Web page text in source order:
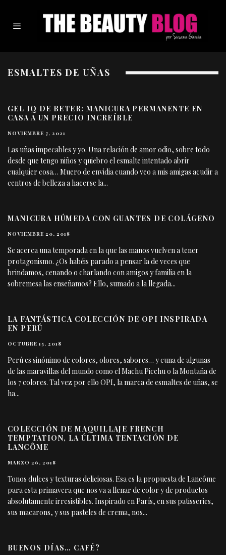
ESMALTES DE UÑAS
GEL IQ DE BETER: MANICURA PERMANENTE EN
CASA A UN PRECIO INCREÍBLE
NOVIEMBRE 7, 2021
Las uñas impecables y yo. Una relación de amor odio, sobre todo
desde que tengo niños y quiebro el esmalte intentado abrir
cualquier cosa… Muero de envidia cuando veo a mis amigas acudir a
centros de belleza a hacerse la...
MANICURA HÚMEDA CON GUANTES DE COLÁGENO
NOVIEMBRE 20, 2018
Se acerca una temporada en la que las manos vuelven a tener
protagonismo. ¿Os habéis parado a pensar la de veces que
brindamos, cenando o charlando con amigos y familia en la
sobremesa las enseñamos? Ello, sumado a la llegada...
LA FANTÁSTICA COLECCIÓN DE OPI INSPIRADA
EN PERÚ
OCTUBRE 15, 2018
Perú es sinónimo de colores, olores, sabores… y cuna de algunas
de las maravillas del mundo como el Machu Picchu o la Montaña de
los 7 colores. Tal vez por ello OPI, la marca de esmaltes de uñas, se
ha...
COLECCIÓN DE MAQUILLAJE FRENCH
TEMPTATION, LA ÚLTIMA TENTACIÓN DE
LANCÔME
MARZO 26, 2018
Tonos dulces y texturas deliciosas. Esa es la propuesta de Lancôme
para esta primavera que nos va a llenar de color y de productos
absolutamente irresistibles. Inspirado en París, en sus patisseries,
sus macarons, y sus pasteles de crema, nos...
BUENOS DÍAS… CAFÉ?